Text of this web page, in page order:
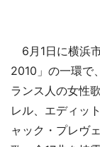
6月1日に横浜
2010」の一環で
ランス人の女性
レル、エディッ
ャック・プレヴ